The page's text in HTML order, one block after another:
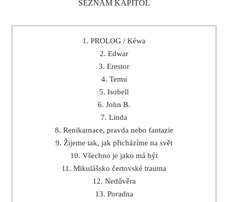
SEZNAM KAPITOL
1. PROLOG / Kéwa
2. Edwar
3. Erestor
4. Temu
5. Isobell
6. John B.
7. Linda
8. Renikarnace, pravda nebo fantazie
9. Žijeme tak, jak přicházíme na svět
10. Všechno je jako má být
11. Mikulášsko čertovské trauma
12. Nedůvěra
13. Poradna